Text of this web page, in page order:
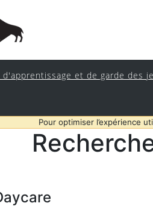
d'apprentissage et de garde des
Pour optimiser l’expérience